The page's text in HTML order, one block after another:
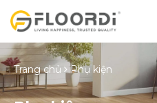
Trang chủ Phụ kiện